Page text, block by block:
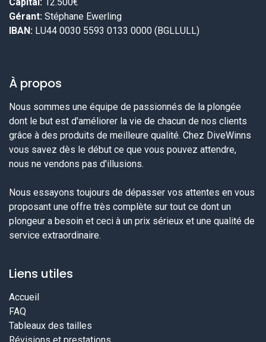
Gérant: Stéphane Ewerling
IBAN: LU44 0030 5593 0133 0000 (BGLLULL)
À propos
Nous sommes une équipe de passionnés de la plongée
dont le but est d'améliorer la vie de chacun de nos clients
grâce à des produits de meilleure qualité. Chez DiveWinns
vous savez dès le début ce que vous pouvez attendre,
nous ne vendons pas d'illusions.
Nous essayons toujours de dépasser vos attentes en vous
proposant une offre très complète sur tout ce dont un
plongeur a besoin et ceci à un prix sérieux et une qualité de
service extraordinaire.
Liens utiles
Accueil
FAQ
Tableaux des tailles
Révisions et prestations